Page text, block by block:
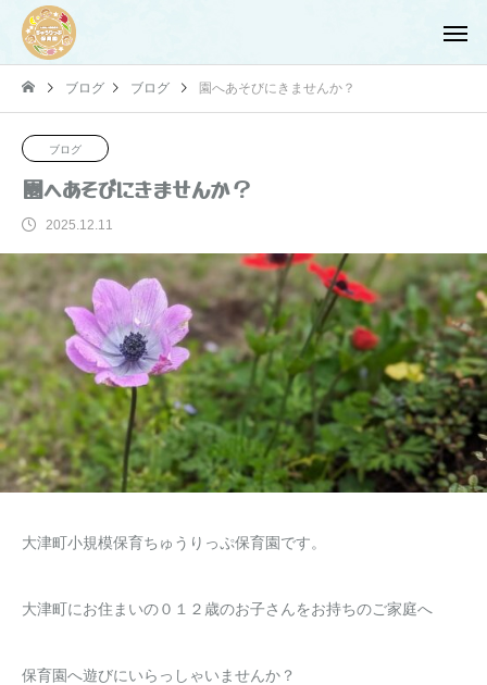
ブログ ブログ 園へあそびにきませんか？
ブログ
園へあそびにきませんか？
2025.12.11
大津町小規模保育ちゅうりっぷ保育園です。
大津町にお住まいの０１２歳のお子さんをお持ちのご家庭へ
保育園へ遊びにいらっしゃいませんか？